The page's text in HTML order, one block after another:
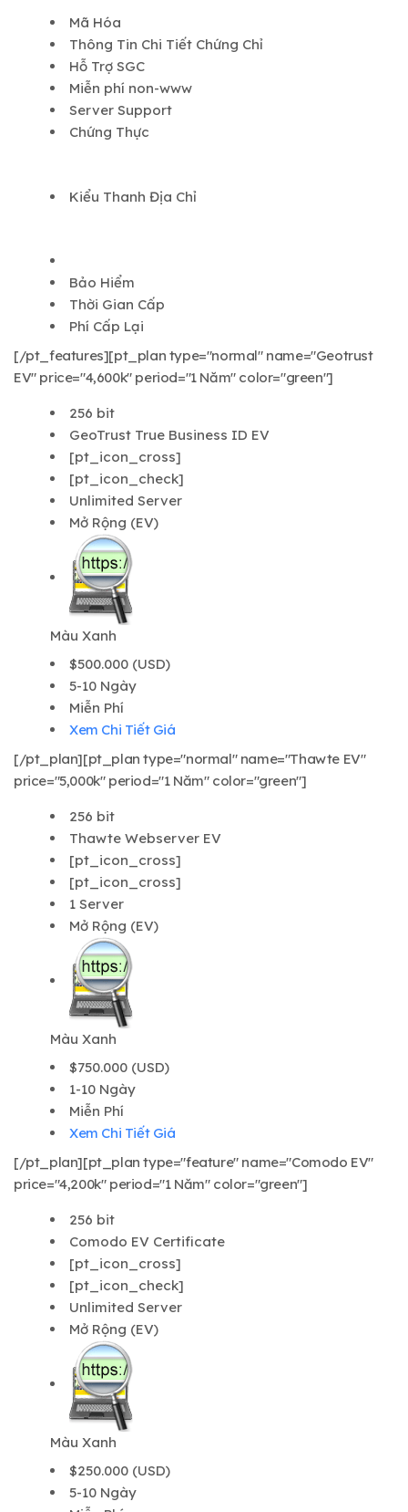
Mã Hóa
Thông Tin Chi Tiết Chứng Chỉ
Hỗ Trợ SGC
Miễn phí non-www
Server Support
Chứng Thực
Kiểu Thanh Địa Chỉ
Bảo Hiểm
Thời Gian Cấp
Phí Cấp Lại
[/pt_features][pt_plan type="normal" name="Geotrust
EV" price="4,600k" period="1 Năm" color="green"]
256 bit
GeoTrust True Business ID EV
[pt_icon_cross]
[pt_icon_check]
Unlimited Server
Mở Rộng (EV)
Màu Xanh
$500.000 (USD)
5-10 Ngày
Miễn Phí
Xem Chi Tiết Giá
[/pt_plan][pt_plan type="normal" name="Thawte EV"
price="5,000k" period="1 Năm" color="green"]
256 bit
Thawte Webserver EV
[pt_icon_cross]
[pt_icon_cross]
1 Server
Mở Rộng (EV)
Màu Xanh
$750.000 (USD)
1-10 Ngày
Miễn Phí
Xem Chi Tiết Giá
[/pt_plan][pt_plan type="feature" name="Comodo EV"
price="4,200k" period="1 Năm" color="green"]
256 bit
Comodo EV Certificate
[pt_icon_cross]
[pt_icon_check]
Unlimited Server
Mở Rộng (EV)
Màu Xanh
$250.000 (USD)
5-10 Ngày